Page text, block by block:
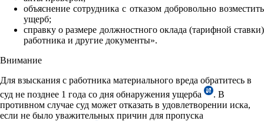
объяснение сотрудника с отказом добровольно возместить
ущерб;
справку о размере должностного оклада (тарифной ставки)
работника и другие документы».
Внимание
Для взыскания с работника материального вреда обратитесь в
суд не позднее 1 года со дня обнаружения ущерба
. В
противном случае суд может отказать в удовлетворении иска,
если не было уважительных причин для пропуска